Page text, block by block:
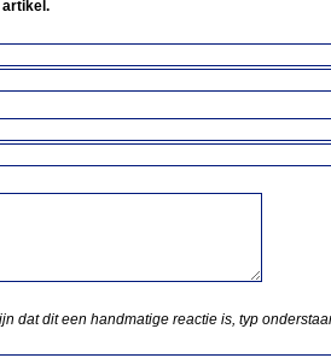
artikel.
dat dit een handmatige reactie is, typ